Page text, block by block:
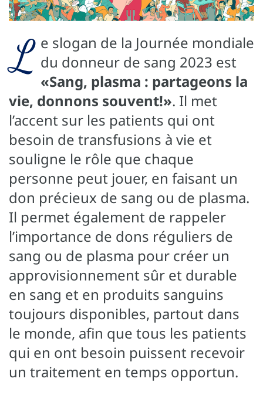
L e slogan de la Journée mondiale
du donneur de sang 2023 est
«Sang, plasma : partageons la
vie, donnons souvent!». Il met
l’accent sur les patients qui ont
besoin de transfusions à vie et
souligne le rôle que chaque
personne peut jouer, en faisant un
don précieux de sang ou de plasma.
Il permet également de rappeler
l’importance de dons réguliers de
sang ou de plasma pour créer un
approvisionnement sûr et durable
en sang et en produits sanguins
toujours disponibles, partout dans
le monde, afin que tous les patients
qui en ont besoin puissent recevoir
un traitement en temps opportun.